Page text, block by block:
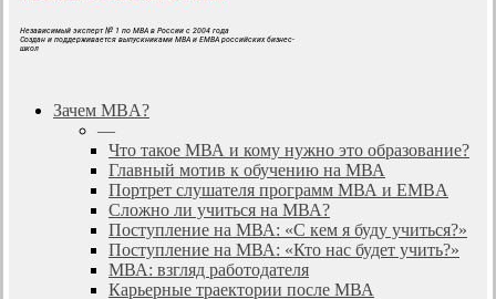
Независимый эксперт № 1 по MBA в России с 2004 года
Создан и поддерживается выпускниками MBA и EMBA российских бизнес-
школ
search
Menu
Зачем MBA?
—
Что такое МВА и кому нужно это образование?
Главный мотив к обучению на МВА
Портрет слушателя программ МВА и EMBA
Сложно ли учиться на МВА?
Поступление на МВА: «С кем я буду учиться?»
Поступление на МВА: «Кто нас будет учить?»
МВА: взгляд работодателя
Карьерные траектории после МВА